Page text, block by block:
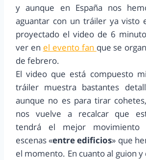
y aunque en España nos
aguantar con un tráiler ya visto
proyectado el video de 6
ver en el evento fan que se
de febrero.
El video que está compuesto
tráiler muestra bastantes
aunque no es para tirar
nos vuelve a recalcar que
tendrá el mejor
escenas «entre edificios» que
el momento. En cuanto al guion y